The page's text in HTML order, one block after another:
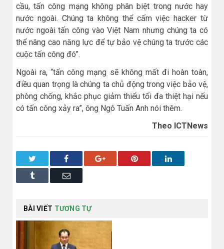
cầu, tấn công mạng không phân biệt trong nước hay
nước ngoài. Chúng ta không thể cấm việc hacker từ
nước ngoài tấn công vào Việt Nam nhưng chúng ta có
thể nâng cao năng lực để tự bảo vệ chúng ta trước các
cuộc tấn công đó”.
Ngoài ra, “tấn công mạng sẽ không mất đi hoàn toàn,
điều quan trọng là chúng ta chủ động trong việc bảo vệ,
phòng chống, khắc phục giảm thiểu tối đa thiệt hại nếu
có tấn công xảy ra”, ông Ngô Tuấn Anh nói thêm.
Theo ICTNews
Facebook Google+ Pinterest LinkedIn
Tumblr Email
BÀI VIẾT TƯƠNG TỰ